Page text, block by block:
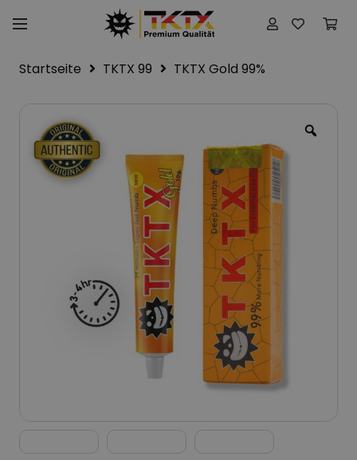
Startseite TKTX 99 TKTX Gold 99%